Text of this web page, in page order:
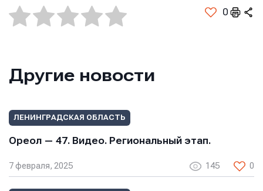
0
Другие новости
ЛЕНИНГРАДСКАЯ ОБЛАСТЬ
Ореол — 47. Видео. Региональный этап.
7 февраля, 2025 145 0